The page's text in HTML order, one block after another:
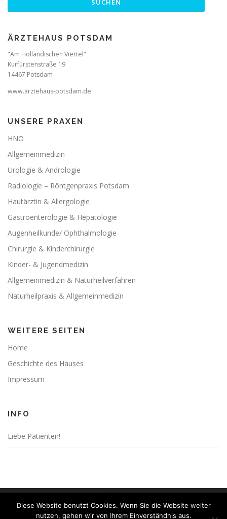
ÄRZTEHAUS POTSDAM
"Am Holländischen Viertel"
Kurfürstenstraße 19
14467 Potsdam
www.ärztehaus-potsdam.de
UNSERE PRAXEN
HNO
Allgemeinmedizin
Urologie & Andrologie
Radiologie – Röntgenpraxis Potsdam
Hautärztin & Allergologie
Gastroenterologie & Hepatologie
Augenheilkunde/ Ophthalmologie
Chirurgie & Kinderchirurgie
Kinder- & Jugendmedizin
Allgemeinmedizin & Naturheilverfahren
Naturheilpraxis & Allgemeinmedizin
WEITERE SEITEN
Home
Geschichte des Hauses
Impressum
INFO
Liebe Patienten!
Copyright © 2020 Ärztehaus Potsdam – design by Medialisten
Diese Website benutzt Cookies. Wenn Sie die Website weiter
nutzen, gehen wir von Ihrem Einverständnis aus.